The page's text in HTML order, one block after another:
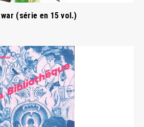
(série en 15 vol.)